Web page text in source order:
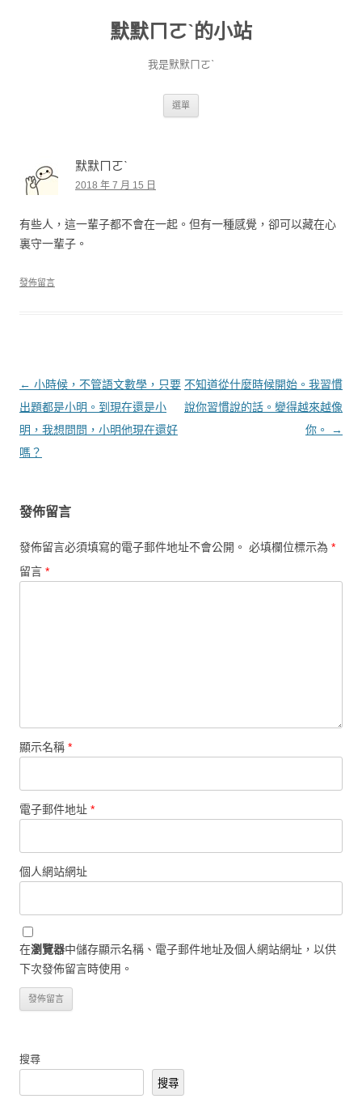
默默ㄇㄛˋ的小站
我是默默ㄇㄛˋ
選單
默默ㄇㄛˋ
2018 年 7 月 15 日
有些人，這一輩子都不會在一起。但有一種感覺，卻可以藏在心
裏守一輩子。
發佈留言
文章導覽
← 小時候，不管語文數學，只要
出題都是小明。到現在還是小
明，我想問問，小明他現在還好
嗎？
不知道從什麼時候開始。我習慣
說你習慣說的話。變得越來越像
你。
→
發佈留言
發佈留言必須填寫的電子郵件地址不會公開。 必填欄位標示為 *
留言 *
顯示名稱 *
電子郵件地址 *
個人網站網址
在瀏覽器中儲存顯示名稱、電子郵件地址及個人網站網址，以供
下次發佈留言時使用。
搜尋
搜尋